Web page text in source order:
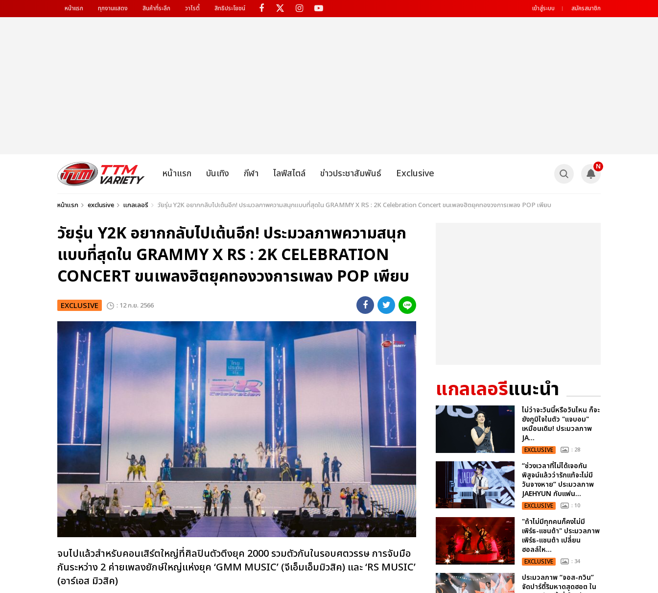
หน้าแรก ทุกงานแสดง สินค้าที่ระลึก วาไรตี้ สิทธิประโยชน์ เข้าสู่ระบบ สมัครสมาชิก
หน้าแรก บันเทิง กีฬา ไลฟ์สไตล์ ข่าวประชาสัมพันธ์ Exclusive
N
หน้าแรก exclusive แกลเลอรี วัยรุ่น Y2K อยากกลับไปเต้นอีก! ประมวลภาพความสนุกแบบที่สุดใน GRAMMY X RS : 2K Celebration Concert ขนเพลงฮิตยุคทองวงการเพลง POP เพียบ
วัยรุ่น Y2K อยากกลับไปเต้นอีก! ประมวลภาพความสนุก
แบบที่สุดใน GRAMMY X RS : 2K CELEBRATION
CONCERT ขนเพลงฮิตยุคทองวงการเพลง POP เพียบ
EXCLUSIVE : 12 ก.ย. 2566
จบไปแล้วสำหรับคอนเสิร์ตใหญ่ที่ศิลปินตัวตึงยุค 2000 รวมตัวกันในรอบศตวรรษ การจับมือ
กันระหว่าง 2 ค่ายเพลงยักษ์ใหญ่แห่งยุค ‘GMM MUSIC’ (จีเอ็มเอ็มมิวสิค) และ ‘RS MUSIC’
(อาร์เอส มิวสิค)
แกลเลอรีแนะนำ
ไม่ว่าจะวันนี้หรือวันไหน ก็จะ
ยังภูมิใจในตัว "แจบอม"
เหมือนเดิม! ประมวลภาพ
JA...
EXCLUSIVE : 28
“ช่วงเวลาที่ไม่ได้เจอกัน
พิสูจน์แล้วว่ารักแท้จะไม่มี
วันจางหาย” ประมวลภาพ
JAEHYUN กับแฟน...
EXCLUSIVE : 10
"ถ้าไม่มีทุกคนก็คงไม่มี
เพิร์ธ-แซนต้า" ประมวลภาพ
เพิร์ธ-แซนต้า เปลี่ยน
ฮอลล์ให...
EXCLUSIVE : 34
ประมวลภาพ “จอส-กวิน”
จัดปาร์ตี้ริมหาดสุดฮอต ใน